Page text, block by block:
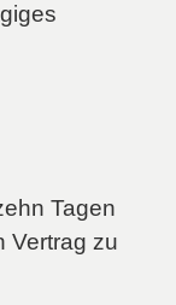
Tagen
Vertrag zu